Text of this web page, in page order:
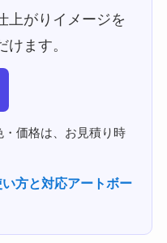
上がりイメージを
ます。
価格は、お見積り時
方と対応アートボー